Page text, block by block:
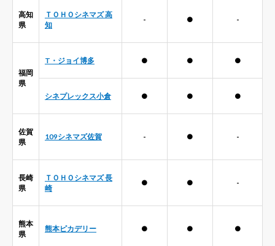
高知
県
ＴＯＨＯシネマズ 高
知
- ● -
福岡
県
T・ジョイ博多 ● ● ●
シネプレックス小倉 ● ● ●
佐賀
県
109シネマズ佐賀 - ● -
長崎
県
ＴＯＨＯシネマズ 長
崎
● ● -
熊本
県
熊本ピカデリー ● ● ●